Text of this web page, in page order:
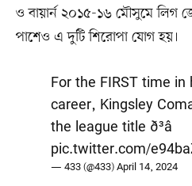
ও বায়ার্ন ২০১৫-১৬ মৌসুমে লিগ
পাশেও এ দুটি শিরোপা যোগ হয়।
For the FIRST time
career, Kingsley
the league title ð³â
pic.twitter.com/
— 433 (@433)April 14, 2024